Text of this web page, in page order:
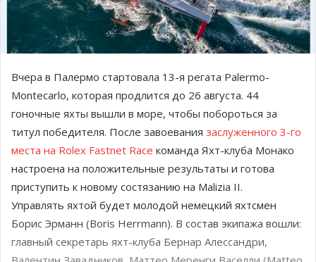
Вчера в Палермо стартовала 13-я регата Palermo-
Montecarlo, которая продлится до 26 августа. 44
гоночные яхты вышли в море, чтобы побороться за
титул победителя. После завоевания заслуженного 3-го
места на Rolex Fastnet Race команда Яхт-клуба Монако
настроена на положительные результаты и готова
приступить к новому состязанию на Malizia II.
Управлять яхтой будет молодой немецкий яхтсмен
Борис Эрманн (Boris Herrmann). В состав экипажа вошли:
главный секретарь яхт-клуба Бернар Алессандри,